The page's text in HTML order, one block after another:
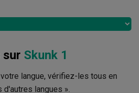
sur Skunk 1
langue, vérifiez-les tous en
d'autres langues ».